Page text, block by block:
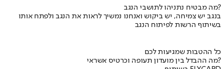
מה מבטיח נתניהו לתושבי הנגב?
בנגב יש צמיחה, יש ביקוש ואנחנו נמשיך לראות את הנגב ולפתח אותו
בשיתוף הרשות לפיתוח הנגב
כל ההטבות שמגיעות לכם
מה ההבדל בין מועדון תעופה וכרטיס אשראי?